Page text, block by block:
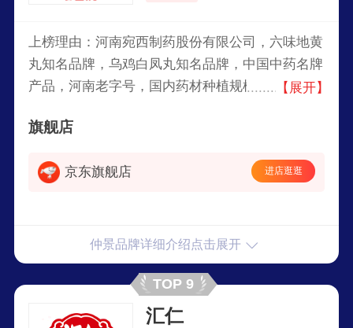
上榜理由：河南宛西制药股份有限公司，六味地黄
丸知名品牌，乌鸡白凤丸知名品牌，中国中药名牌
产品，河南老字号，国内药材种植规模较大的中药
【展开】
旗舰店
京东旗舰店 进店逛逛
仲景品牌详细介绍点击展开
TOP 9
汇仁